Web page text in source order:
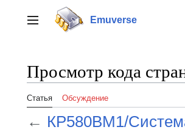
к
содержанию
Переключить боковую панель
Emuverse
Просмотр кода
Статья Обсуждение
← КР580ВМ1/